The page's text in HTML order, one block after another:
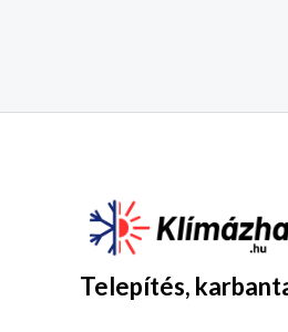
Telepítés,